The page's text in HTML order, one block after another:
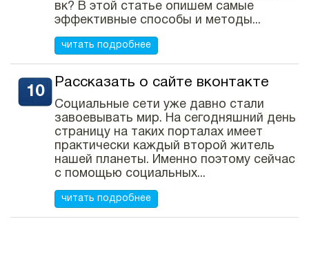
вк? В этой статье опишем самые
эффективные способы и методы...
читать подробнее
Рассказать о сайте вконтакте
Социальные сети уже давно стали
завоевывать мир. На сегодняшний день
страницу на таких порталах имеет
практически каждый второй житель
нашей планеты. Именно поэтому сейчас
с помощью социальных...
читать подробнее